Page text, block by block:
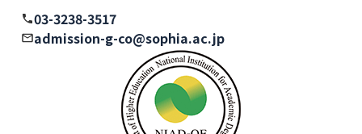
03-3238-3517
admission-g-co@sophia.ac.jp